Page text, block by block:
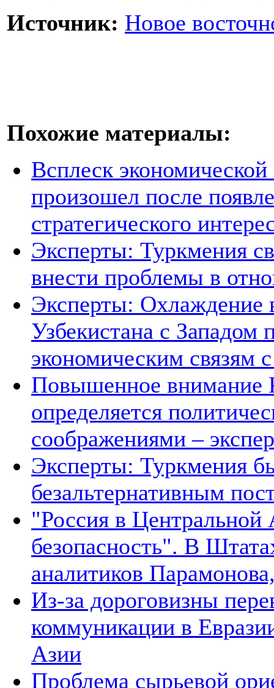
Источник: Новое
Похожие материалы:
Всплеск
произошел после
стратегического
Эксперты: Туркмения
внести проблемы в
Эксперты: Охлаждение
Узбекистана с
экономическим связям
Повышенное внимание
определяется
соображениями –
Эксперты: Туркмения
безальтернативным
"Россия в Центральной
безопасность". В
аналитиков
Из-за дороговизны
коммуникации в
Азии
Проблема сырьевой